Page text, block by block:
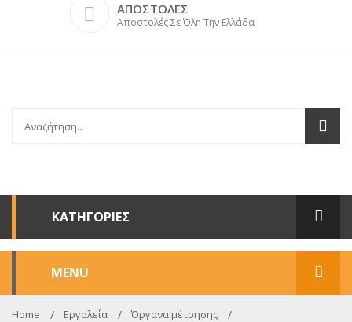
ΑΠΟΣΤΟΛΕΣ
Αποστολές Σε Όλη Την Ελλάδα
ΚΑΤΗΓΟΡΙΕΣ
MENU
ΑΡΧΙΚΗ
Home Εργαλεία
Όργανα μέτρησης